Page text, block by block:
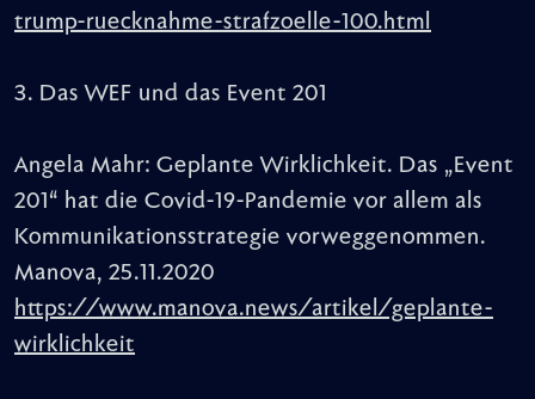
trump-ruecknahme-strafzoelle-100.html
3. Das WEF und das Event 201
Angela Mahr: Geplante Wirklichkeit. Das „Event
201“ hat die Covid-19-Pandemie vor allem als
Kommunikationsstrategie vorweggenommen.
Manova, 25.11.2020
https://www.manova.news/artikel/geplante-
wirklichkeit